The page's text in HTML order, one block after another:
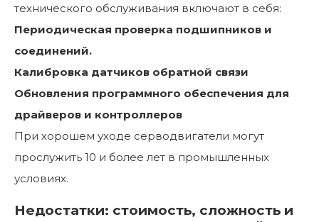
технического обслуживания включают в себя:
Периодическая проверка подшипников и
соединений.
Калибровка датчиков обратной связи
Обновления программного обеспечения для
драйверов и контроллеров
При хорошем уходе серводвигатели могут
прослужить 10 и более лет в промышленных
условиях.
Недостатки: стоимость, сложность и